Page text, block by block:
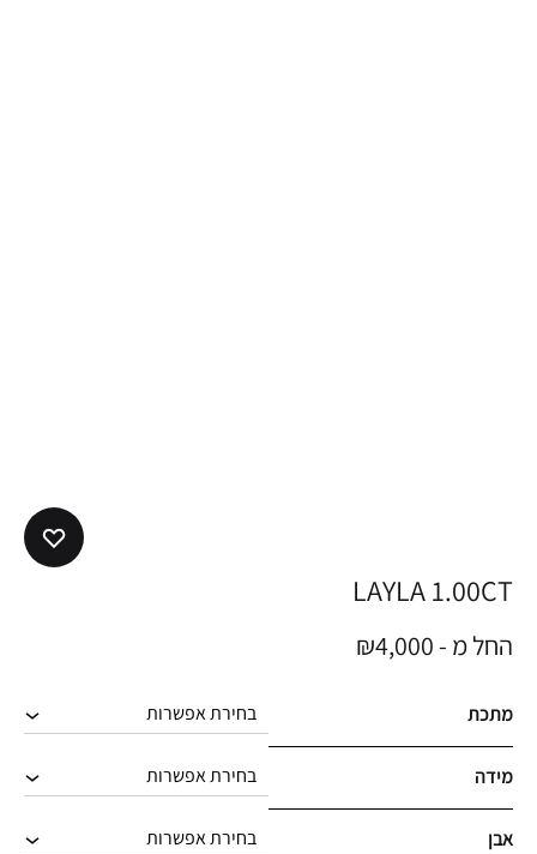
LAYLA 1.00CT
החל מ - ₪4,000
מתכת
מידה
אבן